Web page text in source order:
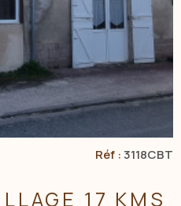
Réf :3118CBT
17 KMS